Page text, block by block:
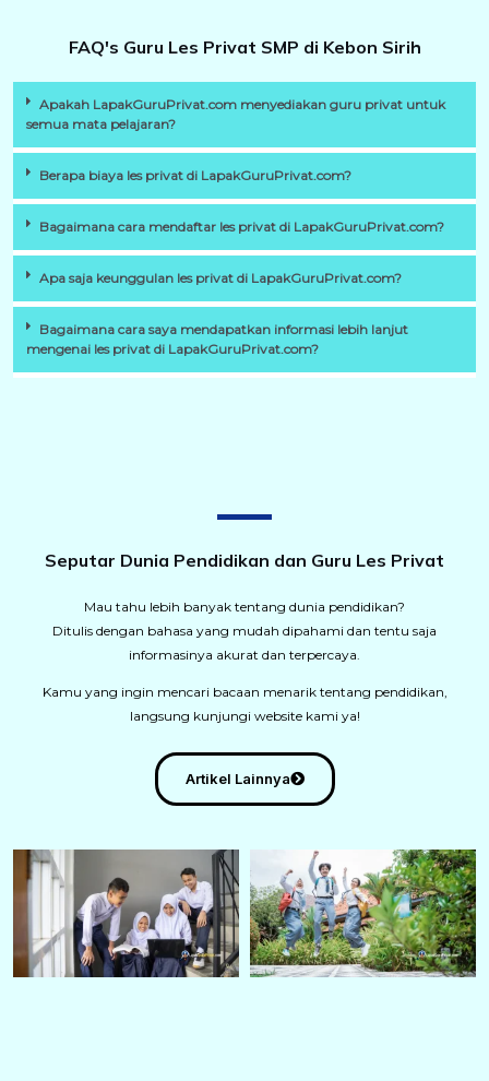
FAQ's Guru Les Privat SMP di Kebon Sirih
Apakah LapakGuruPrivat.com menyediakan guru privat untuk
semua mata pelajaran?
Berapa biaya les privat di LapakGuruPrivat.com?
Bagaimana cara mendaftar les privat di LapakGuruPrivat.com?
Apa saja keunggulan les privat di LapakGuruPrivat.com?
Bagaimana cara saya mendapatkan informasi lebih lanjut
mengenai les privat di LapakGuruPrivat.com?
Seputar Dunia Pendidikan dan Guru Les Privat
Mau tahu lebih banyak tentang dunia pendidikan?
Ditulis dengan bahasa yang mudah dipahami dan tentu saja
informasinya akurat dan terpercaya.
Kamu yang ingin mencari bacaan menarik tentang pendidikan,
langsung kunjungi website kami ya!
Artikel Lainnya